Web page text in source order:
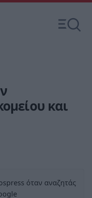
και
όταν αναζητάς